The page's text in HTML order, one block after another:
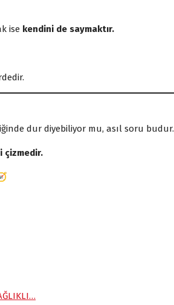
ise kendini de saymaktır.
dur diyebiliyor mu, asıl soru budur.
çizmedir.